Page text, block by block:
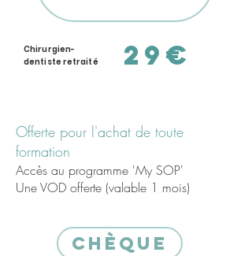
Chirurgien-
dentiste retraité
29€
Offerte pour l'achat de toute
formation
Accès au programme 'My SOP'
Une VOD offerte (valable 1 mois)
chèque